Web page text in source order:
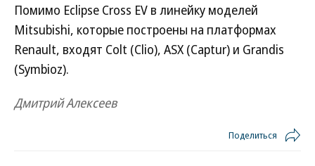
Помимо Eclipse Cross EV в линейку моделей
Mitsubishi, которые построены на платформах
Renault, входят Colt (Clio), ASX (Captur) и Grandis
(Symbioz).
Дмитрий Алексеев
Поделиться